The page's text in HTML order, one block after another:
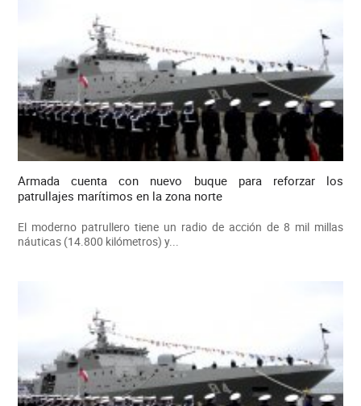
Armada cuenta con nuevo buque para reforzar los
patrullajes marítimos en la zona norte
El moderno patrullero tiene un radio de acción de 8 mil millas
náuticas (14.800 kilómetros) y...